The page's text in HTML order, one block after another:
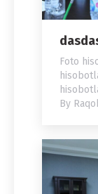
Foto
By